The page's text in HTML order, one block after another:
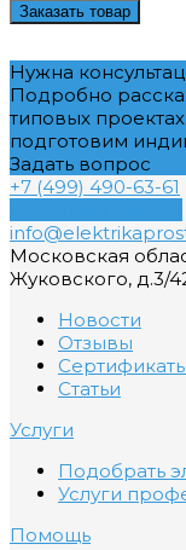
Заказать товар
Нужна
Подробно
типовых
подготовим
Задать вопрос
+7 (499) 490-63-61
Московская
Жуковского, д.3/
Новости
Отзывы
Статьи
Услуги
Подобрать
Услуги
Помощь